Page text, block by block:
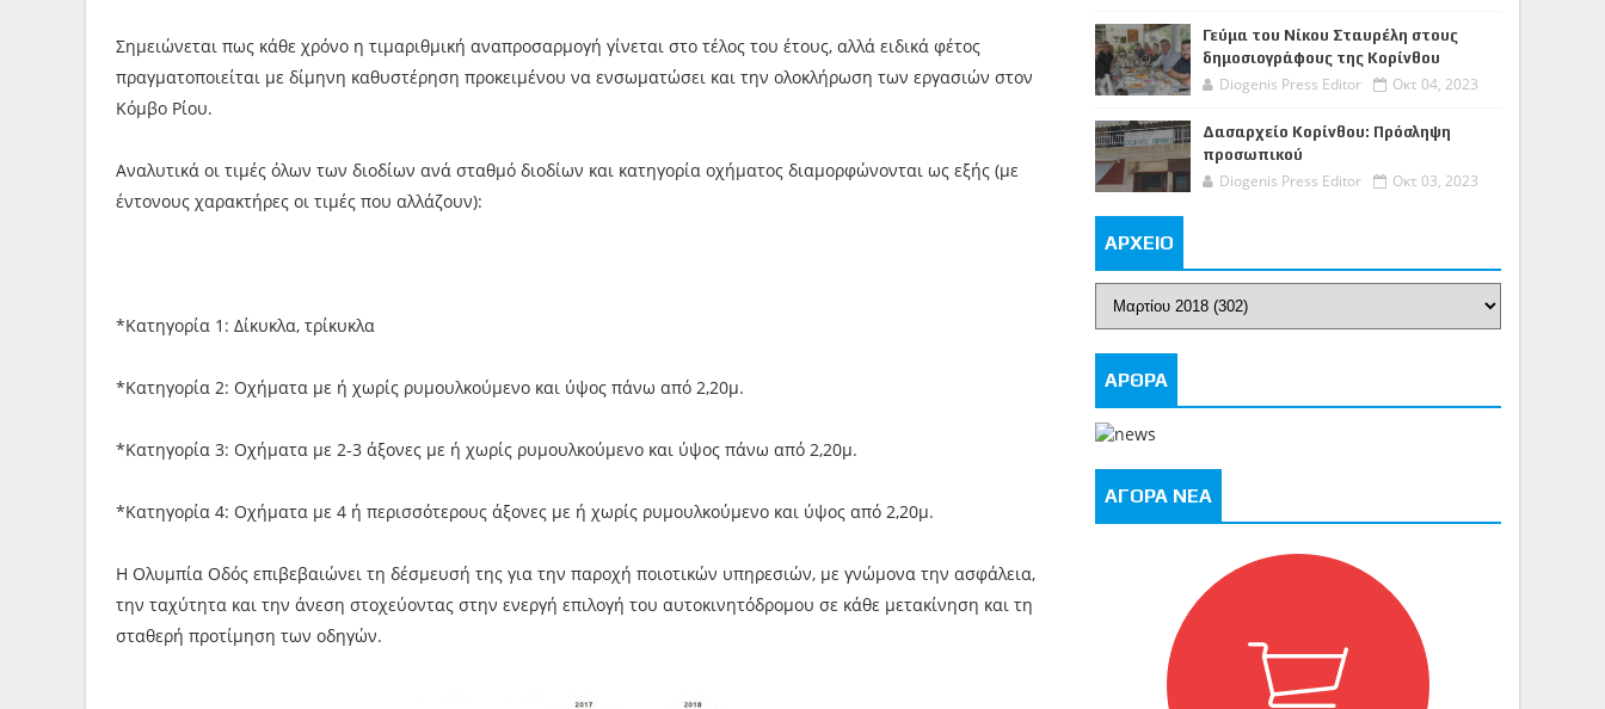
Σημειώνεται πως κάθε χρόνο η τιμαριθμική αναπροσαρμογή γίνεται στο τέλος του έτους, αλλά ειδικά φέτος
πραγματοποιείται με δίμηνη καθυστέρηση προκειμένου να ενσωματώσει και την ολοκλήρωση των εργασιών στον
Κόμβο Ρίου.
Αναλυτικά οι τιμές όλων των διοδίων ανά σταθμό διοδίων και κατηγορία οχήματος διαμορφώνονται ως εξής (με
έντονους χαρακτήρες οι τιμές που αλλάζουν):
*Κατηγορία 1: Δίκυκλα, τρίκυκλα
*Κατηγορία 2: Οχήματα με ή χωρίς ρυμουλκούμενο και ύψος πάνω από 2,20μ.
*Κατηγορία 3: Οχήματα με 2-3 άξονες με ή χωρίς ρυμουλκούμενο και ύψος πάνω από 2,20μ.
*Κατηγορία 4: Οχήματα με 4 ή περισσότερους άξονες με ή χωρίς ρυμουλκούμενο και ύψος από 2,20μ.
Η Ολυμπία Οδός επιβεβαιώνει τη δέσμευσή της για την παροχή ποιοτικών υπηρεσιών, με γνώμονα την ασφάλεια,
την ταχύτητα και την άνεση στοχεύοντας στην ενεργή επιλογή του αυτοκινητόδρομου σε κάθε μετακίνηση και τη
σταθερή προτίμηση των οδηγών.
Γεύμα του Νίκου Σταυρέλη στους
δημοσιογράφους της Κορίνθου
Diogenis Press Editor Οκτ 04, 2023
Δασαρχείο Κορίνθου: Πρόσληψη
προσωπικού
Diogenis Press Editor Οκτ 03, 2023
ΑΡΧΕΙΟ
ΑΡΘΡΑ
ΑΓΟΡΑ ΝΕΑ